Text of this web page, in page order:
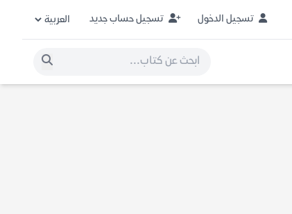
تسجيل الدخول تسجيل حساب جديد